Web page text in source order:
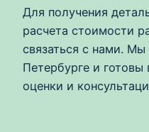
Для получения
расчета стоимости
связаться с нами.
Петербурге и готовы
оценки и